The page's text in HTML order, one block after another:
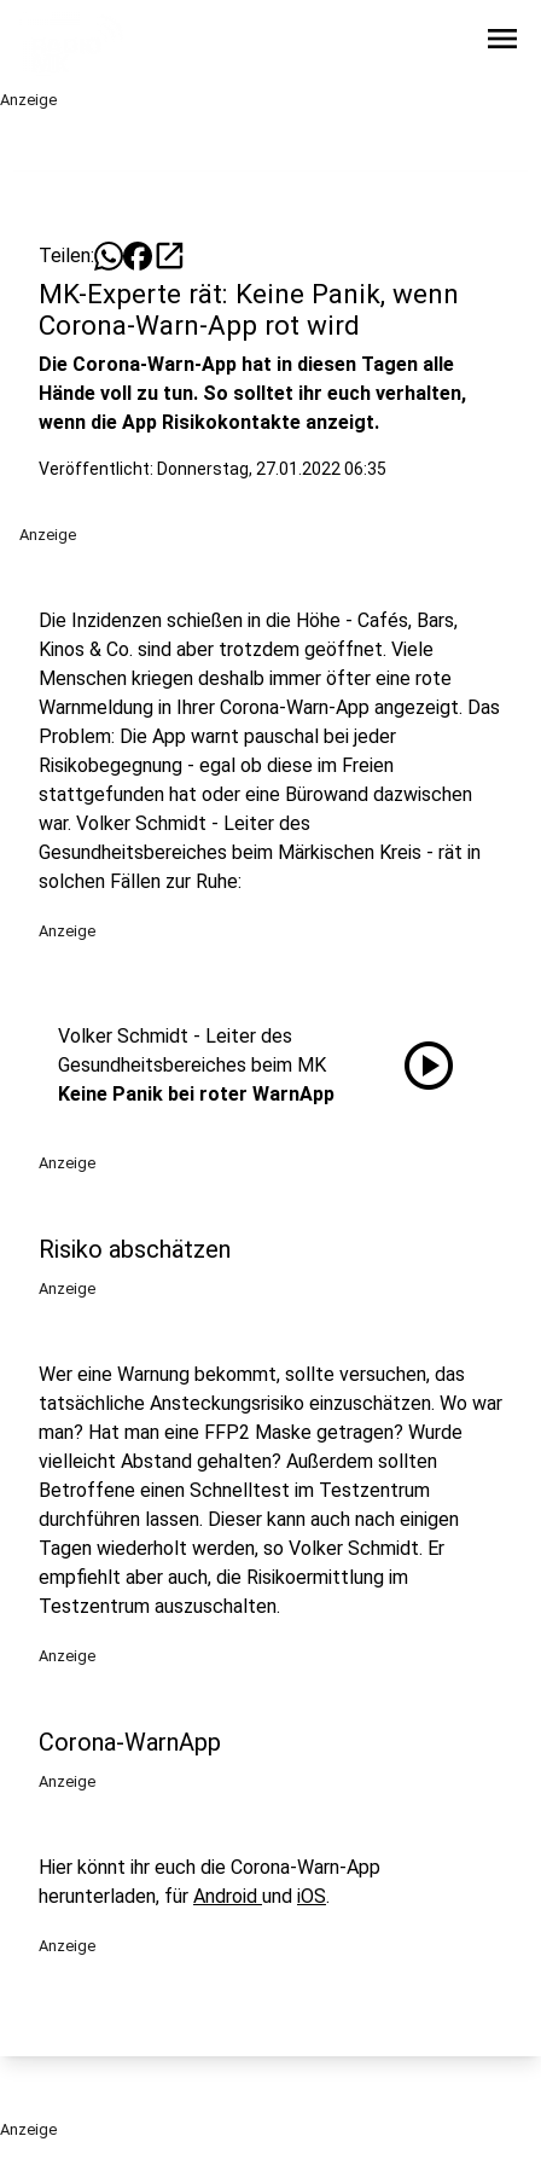
menu
Anzeige
Teilen: open_in_new
MK-Experte rät: Keine Panik, wenn
Corona-Warn-App rot wird
Die Corona-Warn-App hat in diesen Tagen alle
Hände voll zu tun. So solltet ihr euch verhalten,
wenn die App Risikokontakte anzeigt.
Veröffentlicht: Donnerstag, 27.01.2022 06:35
Anzeige
Die Inzidenzen schießen in die Höhe - Cafés, Bars,
Kinos & Co. sind aber trotzdem geöffnet. Viele
Menschen kriegen deshalb immer öfter eine rote
Warnmeldung in Ihrer Corona-Warn-App angezeigt. Das
Problem: Die App warnt pauschal bei jeder
Risikobegegnung - egal ob diese im Freien
stattgefunden hat oder eine Bürowand dazwischen
war. Volker Schmidt - Leiter des
Gesundheitsbereiches beim Märkischen Kreis - rät in
solchen Fällen zur Ruhe:
Anzeige
Volker Schmidt - Leiter des
Gesundheitsbereiches beim MK
Keine Panik bei roter WarnApp
play_circle
Anzeige
Risiko abschätzen
Anzeige
Wer eine Warnung bekommt, sollte versuchen, das
tatsächliche Ansteckungsrisiko einzuschätzen. Wo war
man? Hat man eine FFP2 Maske getragen? Wurde
vielleicht Abstand gehalten? Außerdem sollten
Betroffene einen Schnelltest im Testzentrum
durchführen lassen. Dieser kann auch nach einigen
Tagen wiederholt werden, so Volker Schmidt. Er
empfiehlt aber auch, die Risikoermittlung im
Testzentrum auszuschalten.
Anzeige
Corona-WarnApp
Anzeige
Hier könnt ihr euch die Corona-Warn-App
herunterladen, für Android und iOS.
Anzeige
Anzeige